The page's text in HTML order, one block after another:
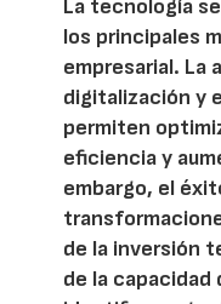
La tecnología
los principales
empresarial. La
digitalización y
permiten
eficiencia y
embargo, el
de la inversión
de la capacidad